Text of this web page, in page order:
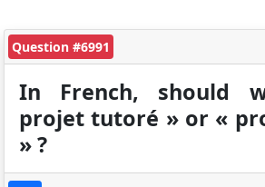
Question #6991
In French, should
projet tutoré » or «
» ?